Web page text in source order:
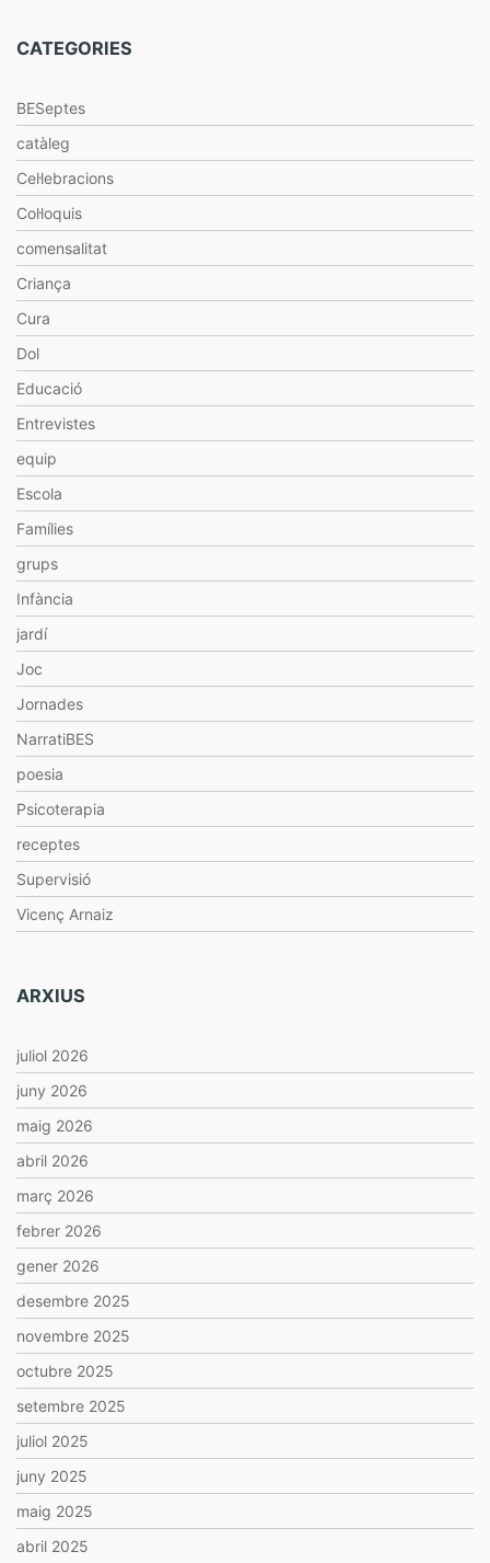
CATEGORIES
BESeptes
catàleg
Cel·lebracions
Col·loquis
comensalitat
Criança
Cura
Dol
Educació
Entrevistes
equip
Escola
Famílies
grups
Infància
jardí
Joc
Jornades
NarratiBES
poesia
Psicoterapia
receptes
Supervisió
Vicenç Arnaiz
ARXIUS
juliol 2026
juny 2026
maig 2026
abril 2026
març 2026
febrer 2026
gener 2026
desembre 2025
novembre 2025
octubre 2025
setembre 2025
juliol 2025
juny 2025
maig 2025
abril 2025